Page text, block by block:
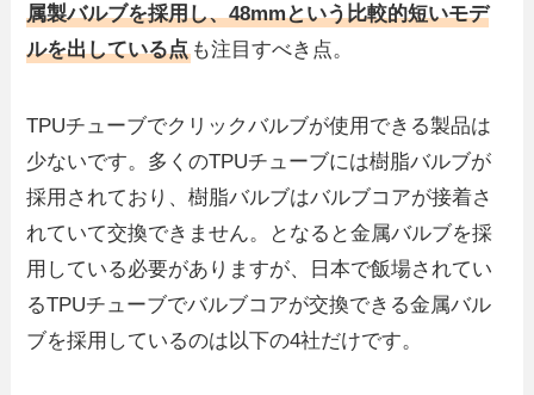
属製バルブを採用し、48mmという比較的短いモデ
ルを出している点 も注目すべき点。
TPUチューブでクリックバルブが使用できる製品は
少ないです。多くのTPUチューブには樹脂バルブが
採用されており、樹脂バルブはバルブコアが接着さ
れていて交換できません。となると金属バルブを採
用している必要がありますが、日本で飯場されてい
るTPUチューブでバルブコアが交換できる金属バル
ブを採用しているのは以下の4社だけです。